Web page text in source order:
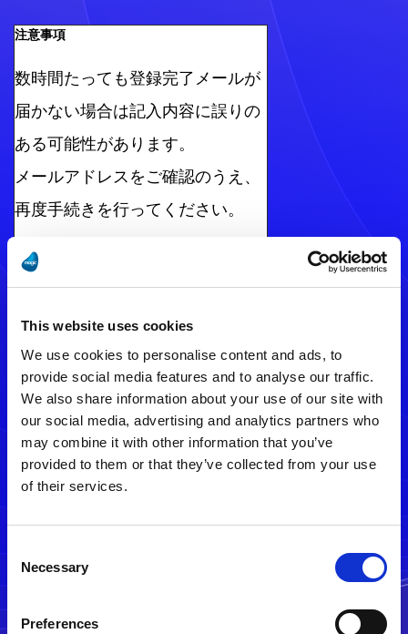
This website uses cookies
We use cookies to personalise content and ads, to
provide social media features and to analyse our traffic.
We also share information about your use of our site with
our social media, advertising and analytics partners who
may combine it with other information that you’ve
provided to them or that they’ve collected from your use
of their services.
Selection
Necessary
Preferences
注意事項
数時間たっても登録完了メールが
届かない場合は記入内容に誤りの
ある可能性があります。
メールアドレスをご確認のうえ、
再度手続きを行ってください。
メルマガ配信停止